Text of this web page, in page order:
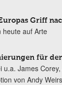
Griff
heute auf Arte
für
u.a. James
von Andy